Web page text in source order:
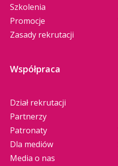
Szkolenia
Promocje
Zasady rekrutacji
Współpraca
Dział rekrutacji
Partnerzy
Patronaty
Dla mediów
Media o nas